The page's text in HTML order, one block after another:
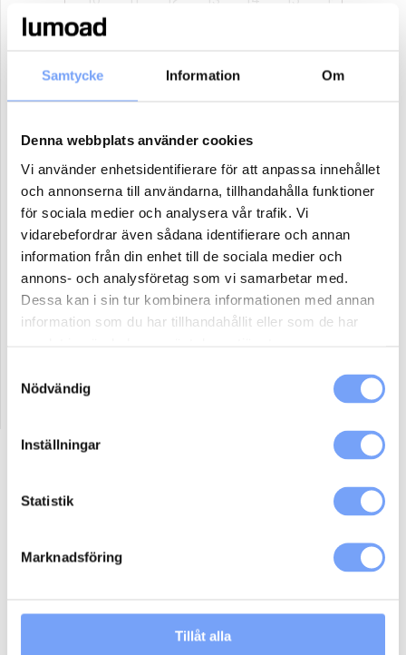
Samtycke Information Om
Denna webbplats använder cookies
Vi använder enhetsidentifierare för att anpassa innehållet
och annonserna till användarna, tillhandahålla funktioner
för sociala medier och analysera vår trafik. Vi
vidarebefordrar även sådana identifierare och annan
information från din enhet till de sociala medier och
annons- och analysföretag som vi samarbetar med.
Dessa kan i sin tur kombinera informationen med annan
information som du har tillhandahållit eller som de har
Nödvändig
Inställningar
Statistik
Marknadsföring
Tillåt alla
Reklammaterial:
17
24 26 27 30
31 1
Antal paket (se ovan)
Boka
– Du bokar medieutrymmet genom att lägga till kampanjen i
din varukorg och checka ut.
– Vid behov kan produktion av en podcast spot ordnas genom